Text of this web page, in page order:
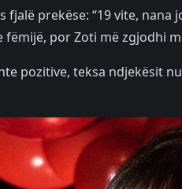
fjalë prekëse: “19 vite,
por Zoti më zgjodhi
pozitive, teksa ndjekësit